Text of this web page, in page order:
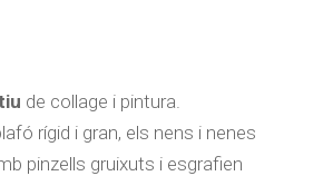
de collage i pintura.
rígid i gran, els nens i nenes
pinzells gruixuts i esgrafien